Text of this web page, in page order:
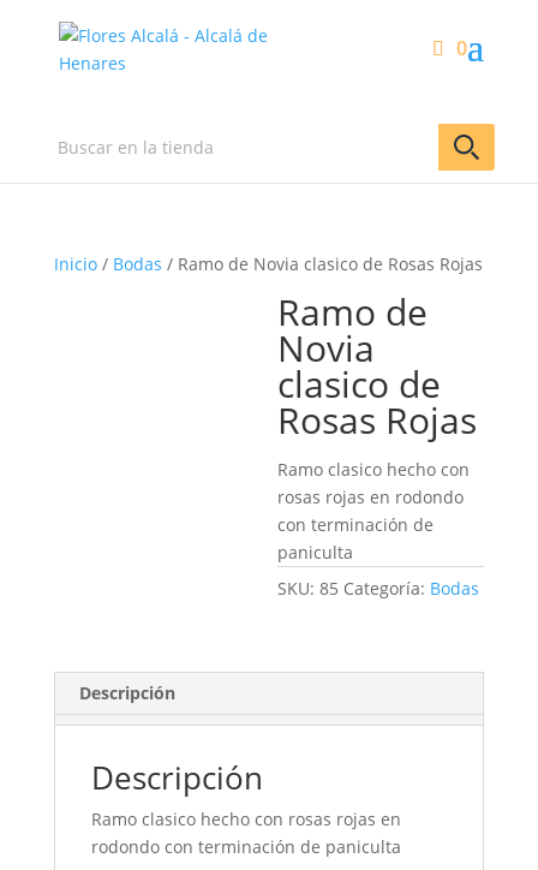
0
Inicio/ Bodas / Ramo de Novia clasico de Rosas Rojas
Ramo de
Novia
clasico de
Rosas Rojas
Ramo clasico hecho con
rosas rojas en rodondo
con terminación de
paniculta
SKU:85 Categoría: Bodas
Descripción
Descripción
Ramo clasico hecho con rosas rojas en
rodondo con terminación de paniculta